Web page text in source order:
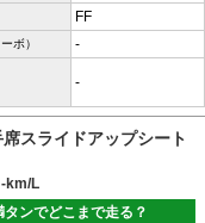
FF
ボ） -
-
スライドアップシート
-km/L
タンでどこまで走る？